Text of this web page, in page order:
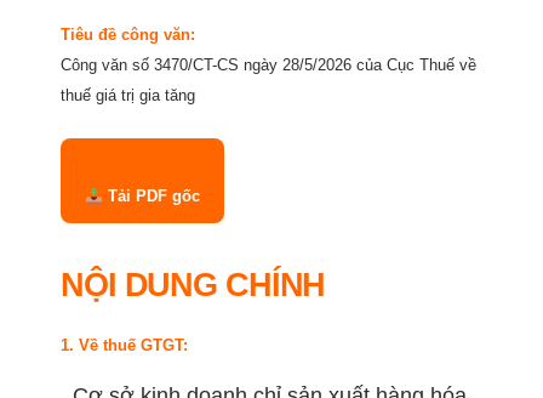
Tiêu đề công văn:
Công văn số 3470/CT-CS ngày 28/5/2026 của Cục Thuế về
thuế giá trị gia tăng
Tải PDF gốc
NỘI DUNG CHÍNH
1. Về thuế GTGT: